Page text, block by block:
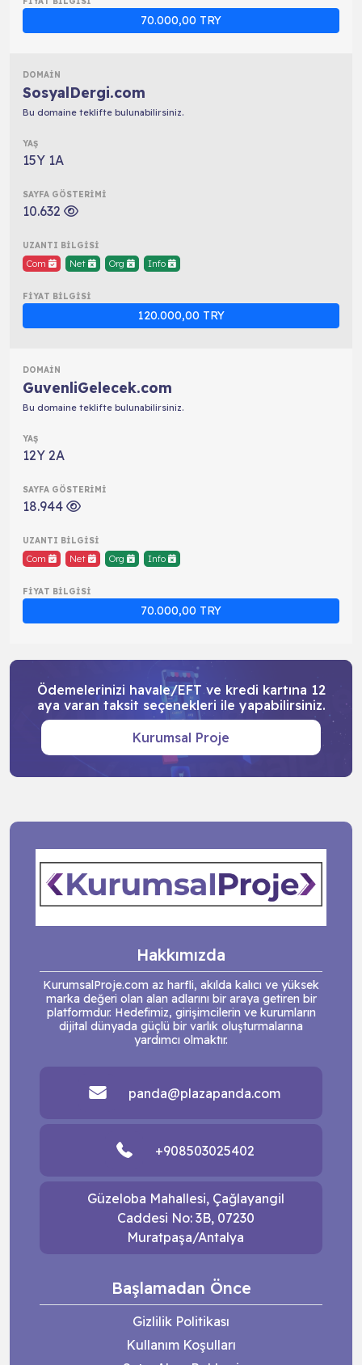
70.000,00 TRY
SosyalDergi.com
Bu domaine teklifte bulunabilirsiniz.
15Y 1A
10.632
Com Net Org Info
120.000,00 TRY
GuvenliGelecek.com
Bu domaine teklifte bulunabilirsiniz.
12Y 2A
18.944
Com Net Org Info
70.000,00 TRY
Ödemelerinizi havale/EFT ve kredi kartına 12
aya varan taksit seçenekleri ile yapabilirsiniz.
Kurumsal Proje
Hakkımızda
KurumsalProje.com az harfli, akılda kalıcı ve yüksek
marka değeri olan alan adlarını bir araya getiren bir
platformdur. Hedefimiz, girişimcilerin ve kurumların
dijital dünyada güçlü bir varlık oluşturmalarına
yardımcı olmaktır.
panda@plazapanda.com
+908503025402
Güzeloba Mahallesi, Çağlayangil
Caddesi No: 3B, 07230
Muratpaşa/Antalya
Başlamadan Önce
Gizlilik Politikası
Kullanım Koşulları